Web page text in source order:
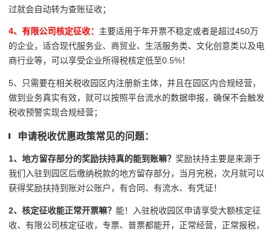
过就会自动转为查账征收；
4、有限公司核定征收： 主要适用于年开票不稳定或者是超过450万
的企业，适合现代服务业、商贸业、生活服务类、文化创意类以及电
商行业等，可以享受企业所得税核定低至0.5%！
5、只需要在相关税收园区内注册新主体，并且在园区内合规经营，
做到业务真实有效，就可以按照平台流水的数据申报，确保不会触发
税收预警实现合规经营；
申请税收优惠政策常见的问题：
1、地方留存部分的奖励扶持真的能到账嘛？ 奖励扶持主要是来源于
我们入驻到园区后缴纳税款的地方留存部分，当月完税，次月就可以
获得奖励扶持到账对公账户，有合同、有流水、有凭证！
2、核定征收能正常开票嘛？ 能！入驻税收园区申请享受大额核定征
收、有限公司核定征收， 专票、普票都能开， 正常经营，正常报税，